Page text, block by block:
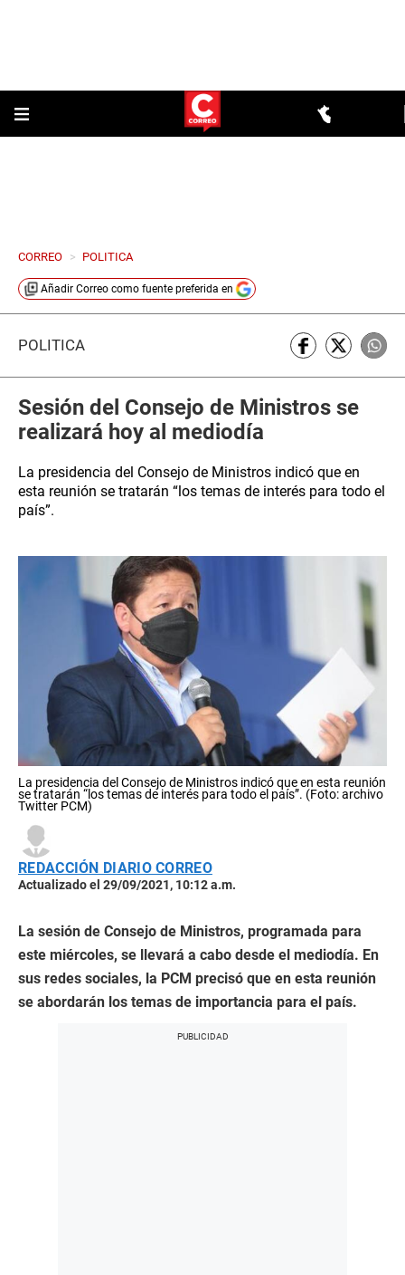
CORREO > POLITICA
Añadir Correo como fuente preferida en
POLÍTICA
Sesión del Consejo de Ministros se
realizará hoy al mediodía
La presidencia del Consejo de Ministros indicó que en
esta reunión se tratarán “los temas de interés para todo el
país”.
La presidencia del Consejo de Ministros indicó que en esta reunión
se tratarán “los temas de interés para todo el país”. (Foto: archivo
Twitter PCM)
REDACCIÓN DIARIO CORREO
Actualizado el 29/09/2021, 10:12 a.m.
La sesión de Consejo de Ministros, programada para
este miércoles, se llevará a cabo desde el mediodía. En
sus redes sociales, la PCM precisó que en esta reunión
se abordarán los temas de importancia para el país.